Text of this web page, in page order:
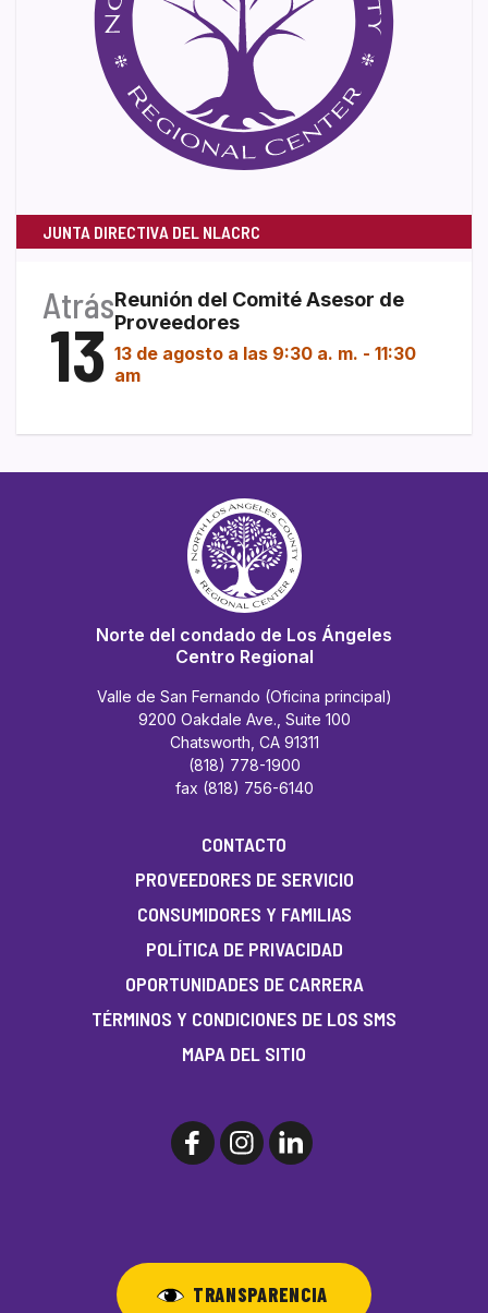
JUNTA DIRECTIVA DEL NLACRC
Atrás
13
Reunión del Comité Asesor de
Proveedores
13 de agosto a las 9:30 a. m. - 11:30
am
Norte del condado de Los Ángeles
Centro Regional
Valle de San Fernando (Oficina principal)
9200 Oakdale Ave., Suite 100
Chatsworth, CA 91311
(818) 778-1900
fax (818) 756-6140
CONTACTO
PROVEEDORES DE SERVICIO
CONSUMIDORES Y FAMILIAS
POLÍTICA DE PRIVACIDAD
OPORTUNIDADES DE CARRERA
TÉRMINOS Y CONDICIONES DE LOS SMS
MAPA DEL SITIO
TRANSPARENCIA